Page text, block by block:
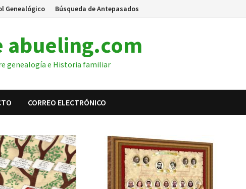
Genealógico Búsqueda de Antepasados
abueling.com
genealogía e Historia familiar
CORREO ELECTRÓNICO